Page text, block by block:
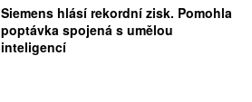
Siemens hlásí rekordní zisk. Pomohla
poptávka spojená s umělou
inteligencí